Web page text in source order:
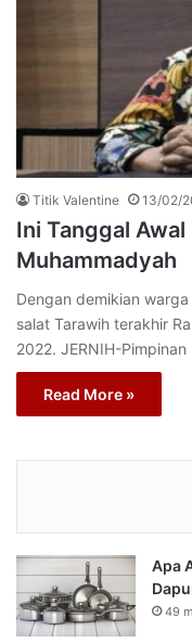
Titik Valentine 13/02/
Ini Tanggal
Muhammadyah
Dengan demikian
salat Tarawih terakhir
2022. JERNIH-
Read More »
Apa
49